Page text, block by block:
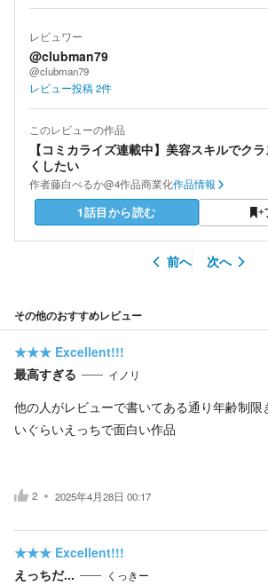
レビュワー
@clubman79
@clubman79
レビュー投稿2件
このレビューの作品
【コミカライズ連載中】美容スキルでク
くしたい
作者藤白ぺるか@4作品商業化作品情報
1話目から読む
前へ 次へ
その他のおすすめレビュー
★★★ Excellent!!!
最高すぎる
イノリ
他の人がレビューで書いてある通り年齢制限
いぐらいえっちで面白い作品
2 2025年4月28日 00:17
★★★ Excellent!!!
えっちだ...
くっきー